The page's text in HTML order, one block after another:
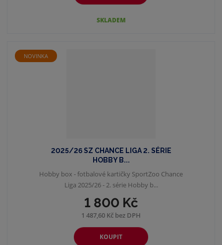
SKLADEM
NOVINKA
2025/26 SZ CHANCE LIGA 2. SÉRIE
HOBBY B...
1 800 Kč
1 487,60 Kč bez DPH
KOUPIT
Hobby box - fotbalové kartičky SportZoo Chance
Liga 2025/26 - 2. série Hobby b...